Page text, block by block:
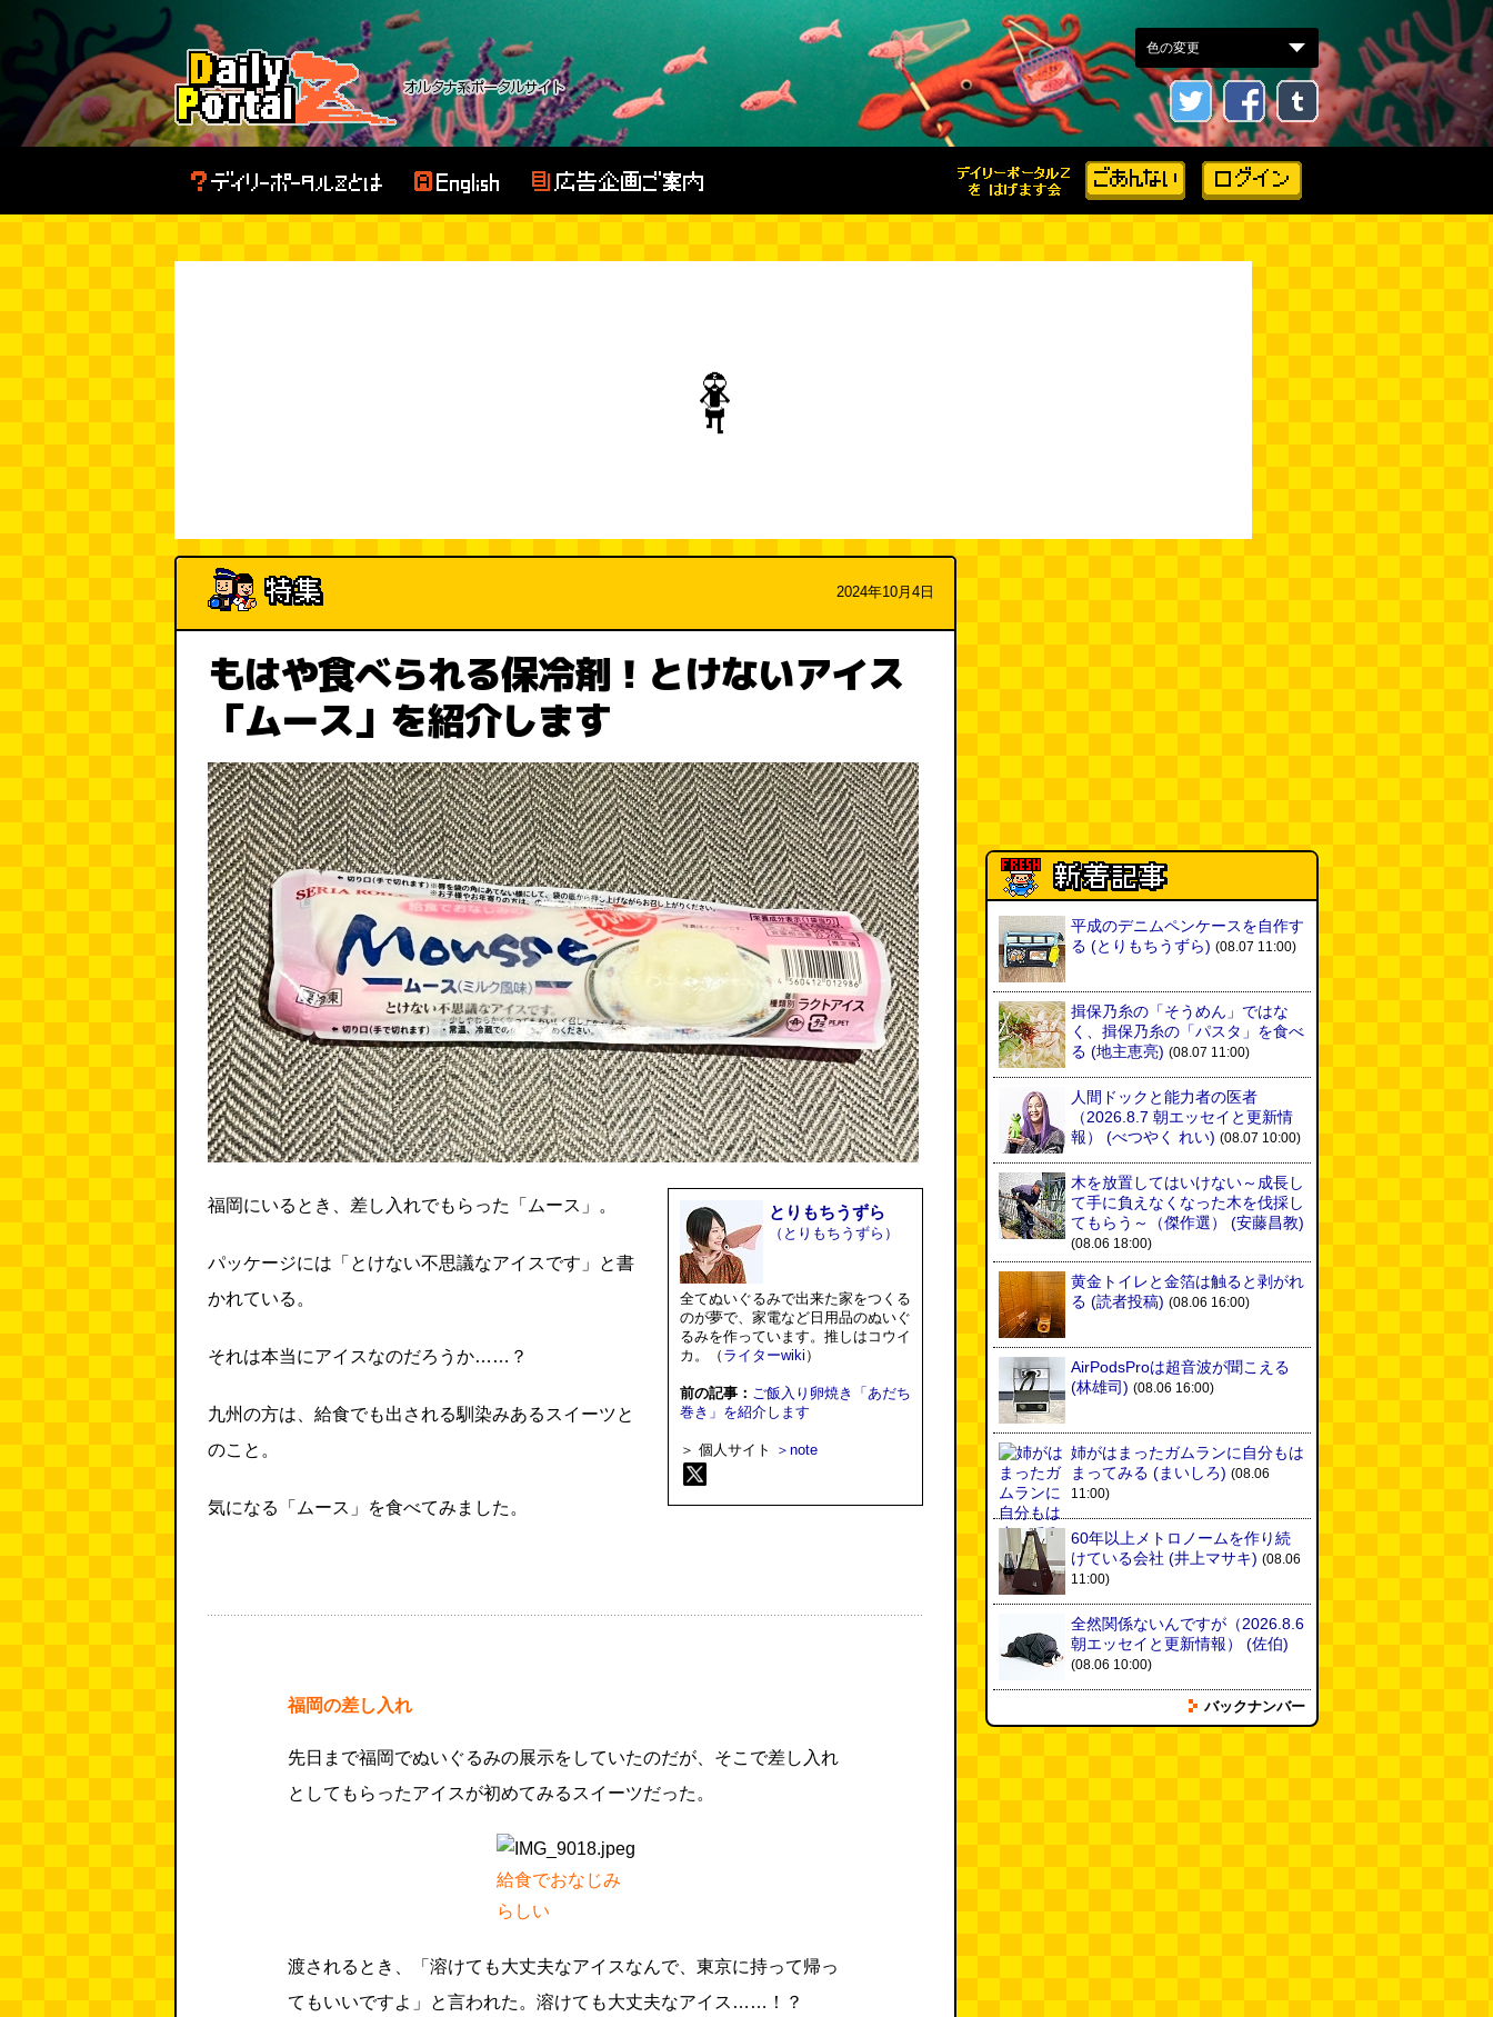
2024年10月4日
もはや食べられる保冷剤！とけないアイス
「ムース」を紹介します
福岡にいるとき、差し入れでもらった「ムース」。
パッケージには「とけない不思議なアイスです」と書
かれている。
それは本当にアイスなのだろうか……？
九州の方は、給食でも出される馴染みあるスイーツと
のこと。
気になる「ムース」を食べてみました。
とりもちうずら
（とりもちうずら）
全てぬいぐるみで出来た家をつくる
のが夢で、家電など日用品のぬいぐ
るみを作っています。推しはコウイ
カ。（ ライターwiki ）
前の記事： ご飯入り卵焼き「あだち
巻き」を紹介します
＞ 個人サイト ＞note
福岡の差し入れ
先日まで福岡でぬいぐるみの展示をしていたのだが、そこで差し入れ
としてもらったアイスが初めてみるスイーツだった。
給食でおなじみ
らしい
渡されるとき、「溶けても大丈夫なアイスなんで、東京に持って帰っ
てもいいですよ」と言われた。溶けても大丈夫なアイス……！？
平成のデニムペンケースを自作す
る (とりもちうずら) (08.07 11:00)
揖保乃糸の「そうめん」ではな
く、揖保乃糸の「パスタ」を食べ
る (地主恵亮) (08.07 11:00)
人間ドックと能力者の医者
（2026.8.7 朝エッセイと更新情
報）
(べつやく れい) (08.07 10:00)
木を放置してはいけない～成長し
て手に負えなくなった木を伐採し
てもらう～（傑作選）
(安藤昌教)
(08.06 18:00)
黄金トイレと金箔は触ると剥がれ
る (読者投稿) (08.06 16:00)
AirPodsProは超音波が聞こえる
(林雄司) (08.06 16:00)
姉がはまったガムランに自分もは
まってみる (まいしろ) (08.06
11:00)
60年以上メトロノームを作り続
けている会社 (井上マサキ) (08.06
11:00)
全然関係ないんですが（2026.8.6
朝エッセイと更新情報）
(佐伯)
(08.06 10:00)
土浦の高架道路「土浦ニューウェ
イ」を見に行く（傑作選）(西村
バックナンバー